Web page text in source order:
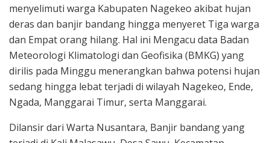
menyelimuti warga Kabupaten Nagekeo akibat hujan
deras dan banjir bandang hingga menyeret Tiga warga
dan Empat orang hilang. Hal ini Mengacu data Badan
Meteorologi Klimatologi dan Geofisika (BMKG) yang
dirilis pada Minggu menerangkan bahwa potensi hujan
sedang hingga lebat terjadi di wilayah Nagekeo, Ende,
Ngada, Manggarai Timur, serta Manggarai.
Dilansir dari Warta Nusantara, Banjir bandang yang